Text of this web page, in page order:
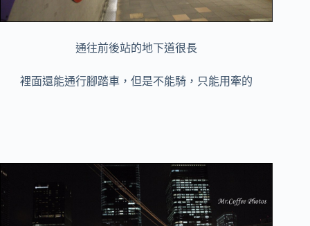
通往前後站的地下道很長
裡面還能通行腳踏車，但是不能騎，只能用牽的